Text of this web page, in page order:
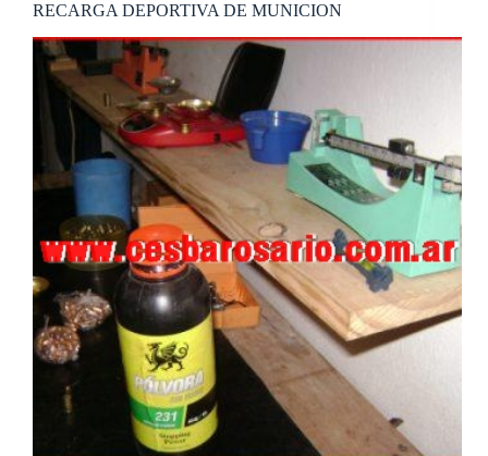
RECARGA DEPORTIVA DE MUNICION